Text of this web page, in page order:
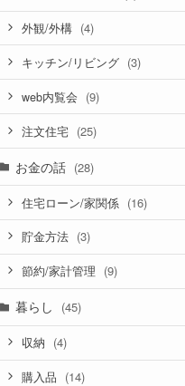
外観/外構 (4)
キッチン/リビング (3)
web内覧会 (9)
注文住宅 (25)
お金の話 (28)
住宅ローン/家関係 (16)
貯金方法 (3)
節約/家計管理 (9)
暮らし (45)
収納 (4)
購入品 (14)